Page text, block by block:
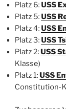
Platz 6:USS
Platz 5:USS
Platz 4:USS
Platz 3:USS
Platz 2:USS
Klasse)
Platz 1:USS
Constitution-